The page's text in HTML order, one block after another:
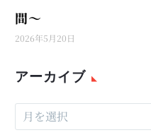
間〜
2026年5月20日
アーカイブ
月を選択